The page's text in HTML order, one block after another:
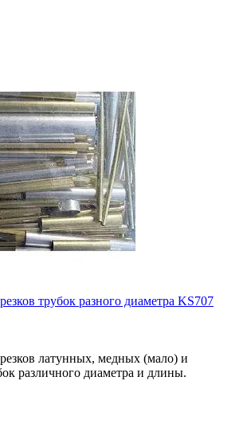
трубок разного диаметра KS707
латунных, медных (мало) и
различного диаметра и длины.